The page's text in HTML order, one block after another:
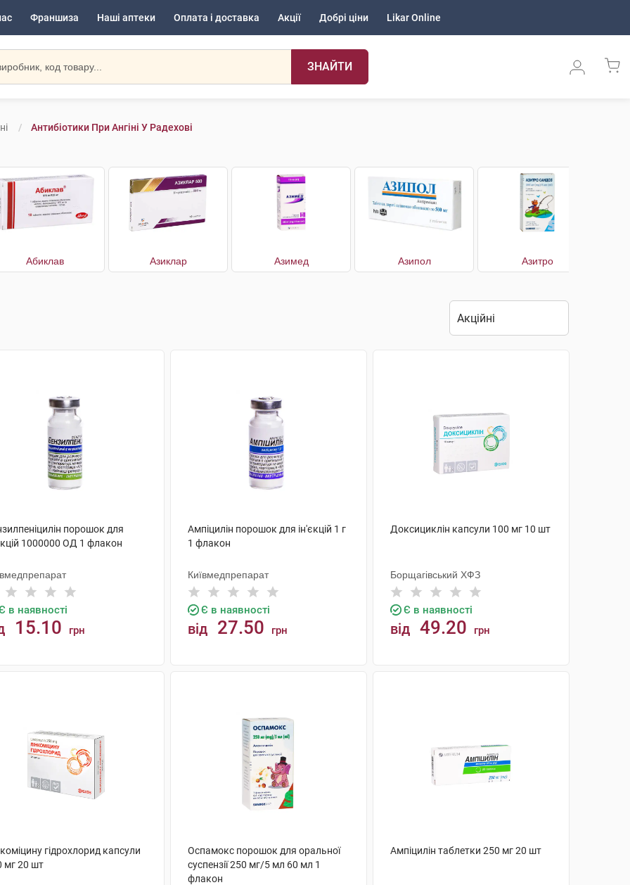
Франшиза Наші аптеки Оплата і доставка Акції Добрі ціни Likar Online
ЗНАЙТИ
Антибіотики При Ангіні У Радехові
Абиклав Азиклар Азимед Азипол Азитро
порошок для
1000000 ОД 1 флакон
в наявності
15.10 грн
Ампіцилін порошок для ін'єкцій 1 г
1 флакон
Київмедпрепарат
Є в наявності
від 27.50 грн
Доксициклін капсули 100 мг 10 шт
Борщагівський ХФЗ
Є в наявності
від 49.20 грн
гідрохлорид капсули
мг 20 шт
Оспамокс порошок для оральної
суспензії 250 мг/5 мл 60 мл 1
флакон
Ампіцилін таблетки 250 мг 20 шт